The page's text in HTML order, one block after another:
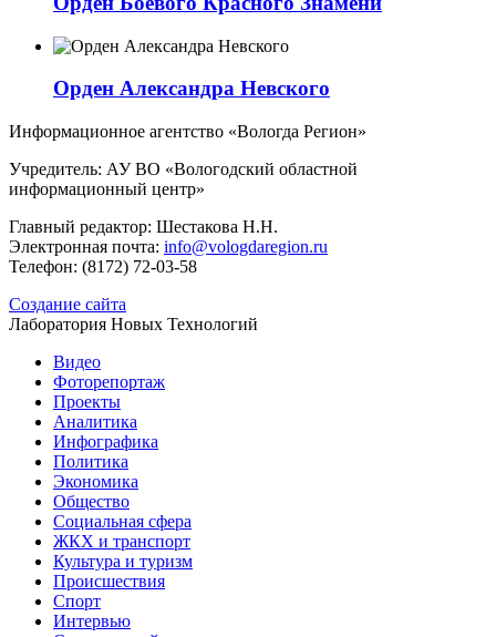
Орден Александра Невского
Информационное агентство «Вологда Регион»
Учредитель: АУ ВО «Вологодский областной
информационный центр»
Главный редактор: Шестакова Н.Н.
Электронная почта: info@vologdaregion.ru
Телефон: (8172) 72-03-58
Создание сайта
Лаборатория Новых Технологий
Видео
Фоторепортаж
Проекты
Аналитика
Инфографика
Политика
Экономика
Общество
Социальная сфера
ЖКХ и транспорт
Культура и туризм
Происшествия
Спорт
Интервью